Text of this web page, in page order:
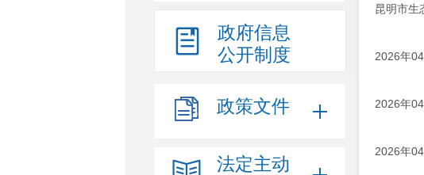
政府信息
公开制度
政策文件
法定主动
昆明市生
2026年
2026年
2026年